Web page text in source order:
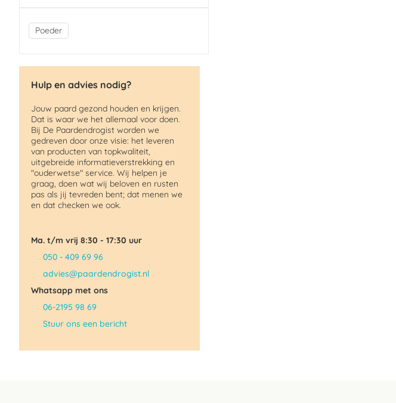
Poeder
Hulp en advies nodig?
Jouw paard gezond houden en krijgen.
Dat is waar we het allemaal voor doen.
Bij De Paardendrogist worden we
gedreven door onze visie: het leveren
van producten van topkwaliteit,
uitgebreide informatieverstrekking en
"ouderwetse" service. Wij helpen je
graag, doen wat wij beloven en rusten
pas als jij tevreden bent; dat menen we
en dat checken we ook.
Ma. t/m vrij 8:30 - 17:30 uur
050 - 409 69 96
advies@paardendrogist.nl
Whatsapp met ons
06-2195 98 69
Stuur ons een bericht